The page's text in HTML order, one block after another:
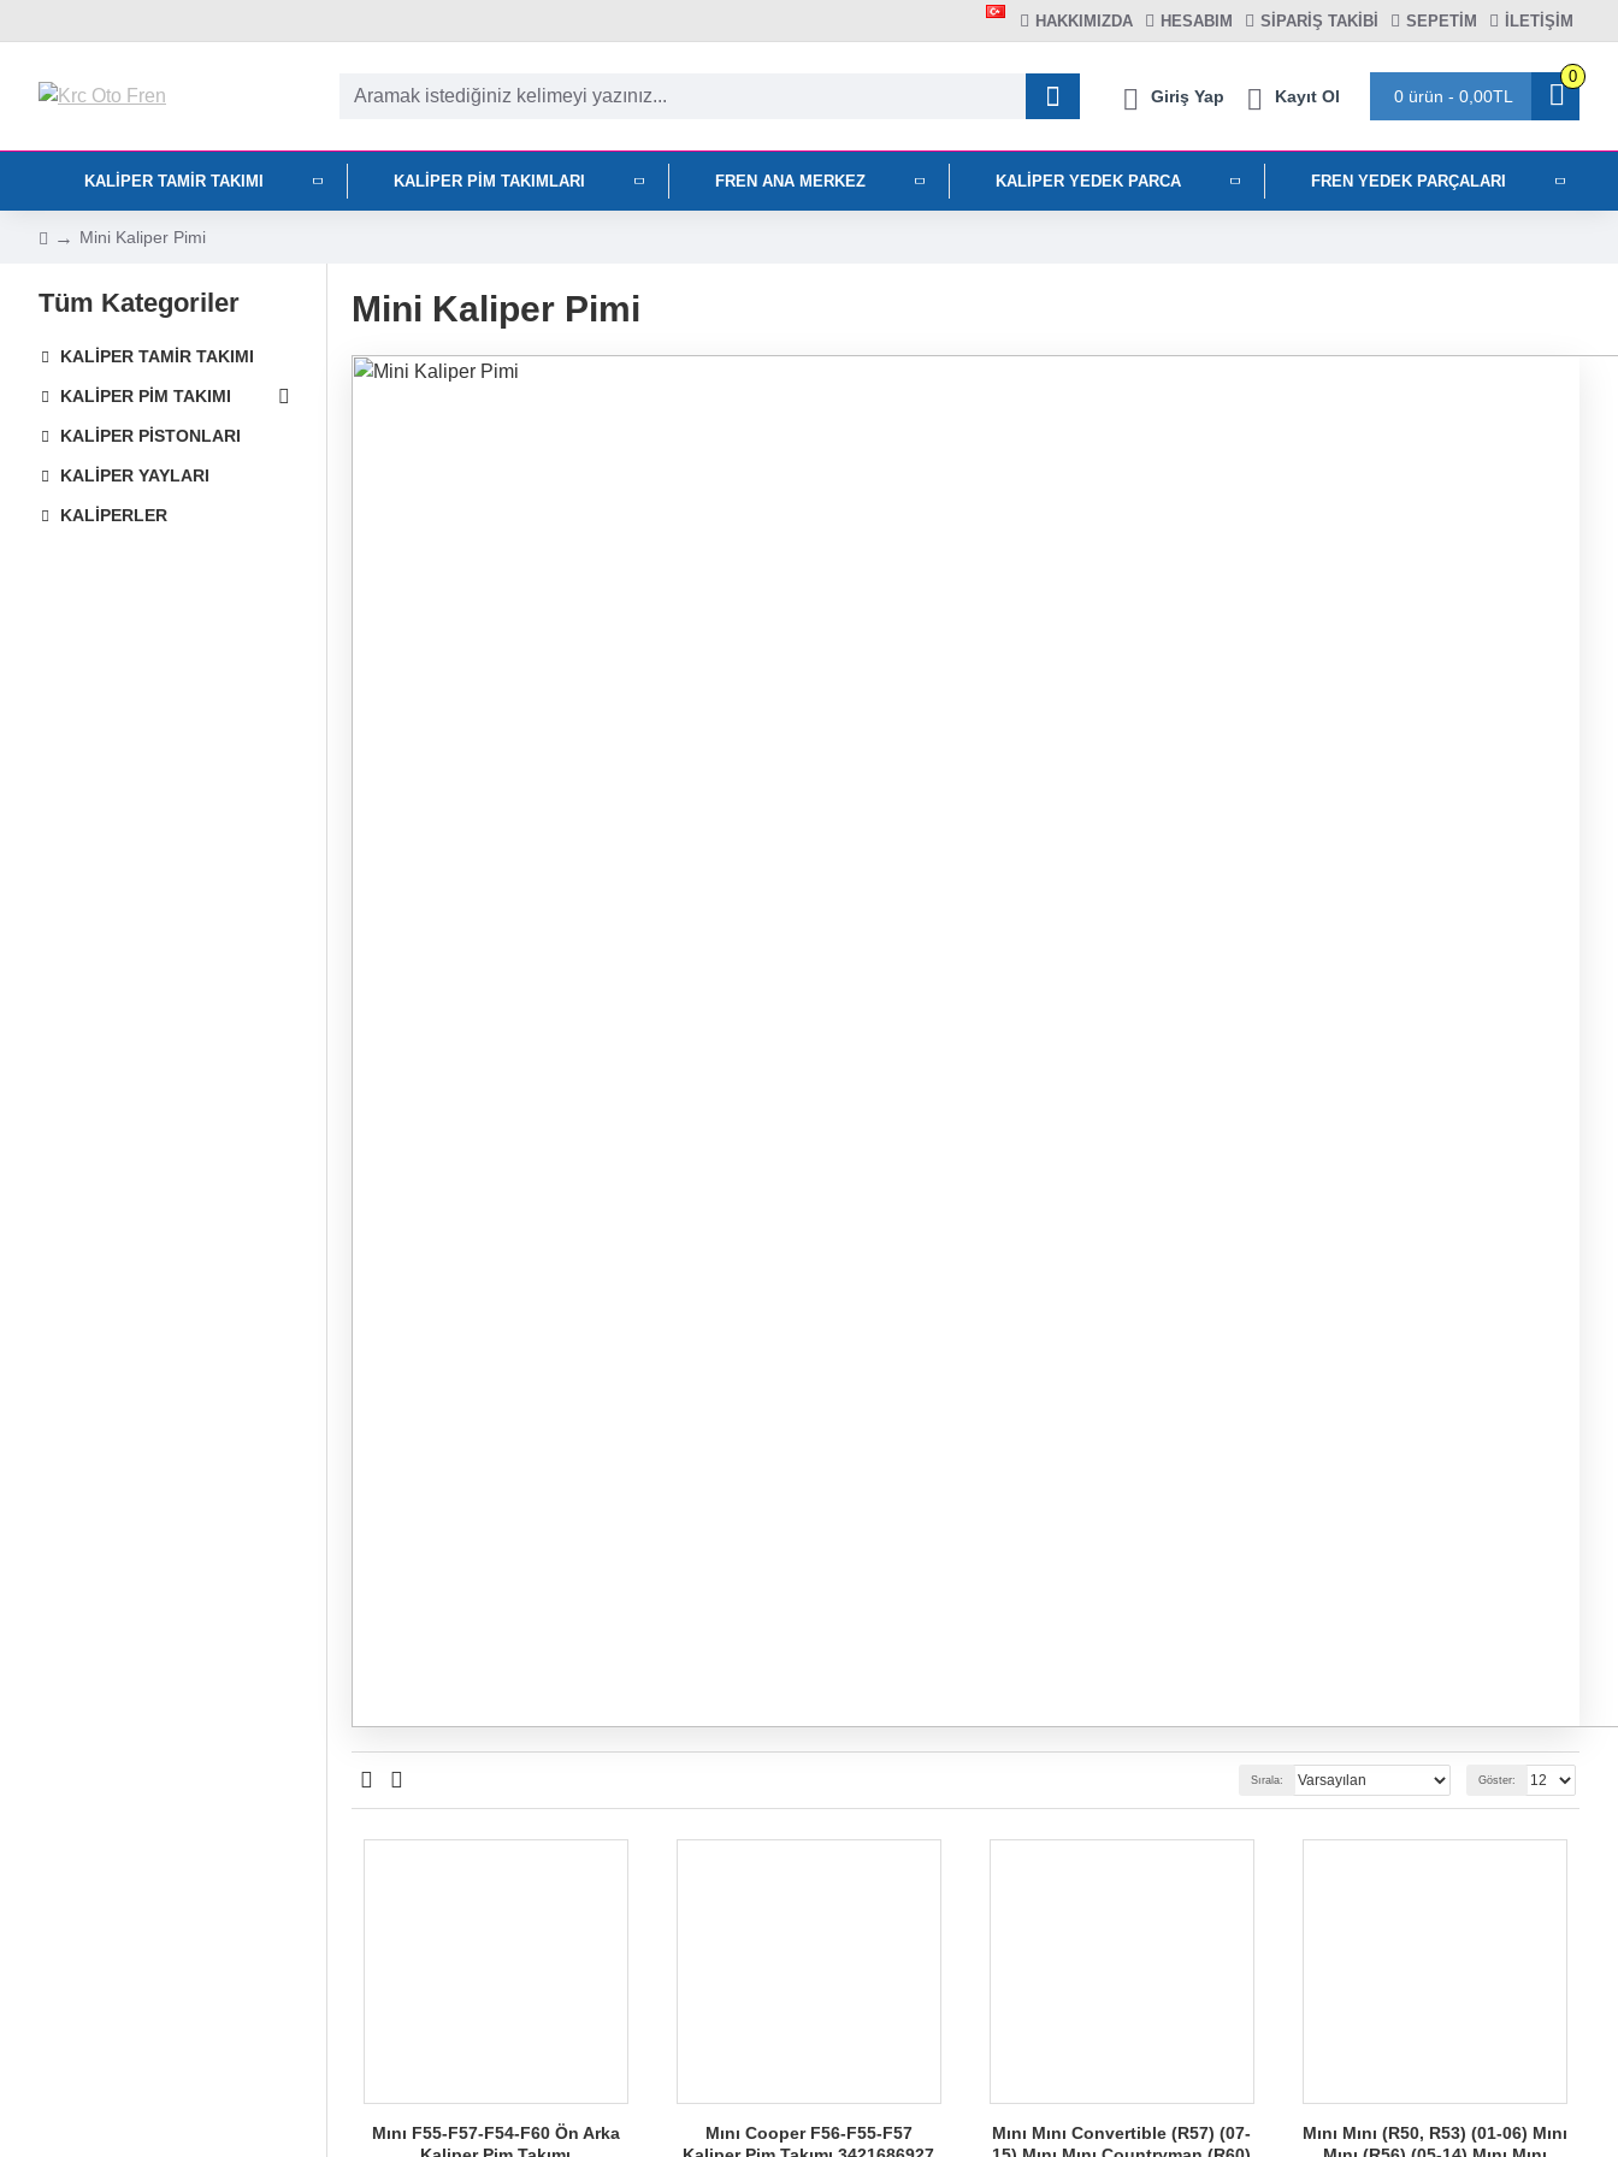
HAKKIMIZDA HESABIM SIPARIŞ TAKIBI SEPETIM İLETİŞİM
Giriş Yap Kayıt Ol 0 ürün - 0,00TL
0
KALIPER TAMIR TAKIMI KALIPER PIM TAKIMLARI FREN ANA MERKEZ KALIPER YEDEK PARCA FREN YEDEK PARÇALARI
Mini Kaliper Pimi
Tüm Kategoriler
KALIPER TAMIR TAKIMI
KALIPER PIM TAKIMI
KALIPER PISTONLARI
KALIPER YAYLARI
KALIPERLER
Mini Kaliper Pimi
Sırala: Göster:
Mını F55-F57-F54-F60 Ön Arka
Mını Cooper F56-F55-F57
Mını Mını Convertible (R57) (07-
Mını Mını (R50, R53) (01-06) Mını